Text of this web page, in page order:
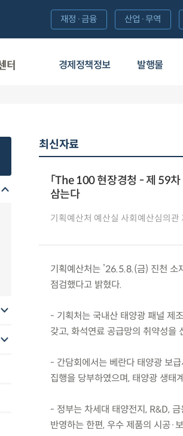
경제정책정보 발행물
재정·금융 산업·무역
최신자료
「The 100 현장경청 - 제 59
삼는다
기획예산처 예산실 사회예산심의
기획예산처는 ’26.5.8.(금) 진천 소
점검했다고 밝혔다.
- 기획처는 국내산 태양광 패널 제
갖고, 화석연료 공급망의 취약성을
- 간담회에서는 베란다 태양광 보
집행을 당부하였으며, 태양광 생태
- 정부는 차세대 태양전지, R&D,
반영하는 한편, 우수 제품의 시공·